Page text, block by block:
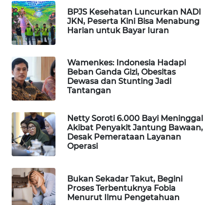
BPJS Kesehatan Luncurkan NADI
JKN, Peserta Kini Bisa Menabung
Harian untuk Bayar Iuran
Wamenkes: Indonesia Hadapi
Beban Ganda Gizi, Obesitas
Dewasa dan Stunting Jadi
Tantangan
Netty Soroti 6.000 Bayi Meninggal
Akibat Penyakit Jantung Bawaan,
Desak Pemerataan Layanan
Operasi
Bukan Sekadar Takut, Begini
Proses Terbentuknya Fobia
Menurut Ilmu Pengetahuan
SPORT
WAHANA
UMKM
WAHANA
SELEB
WAHANA
PERSONA
WAHANA
OTOMOTIF
WAHANA
HEALTH